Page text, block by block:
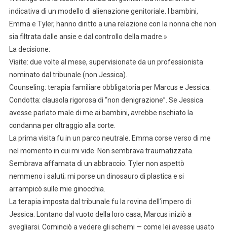
indicativa di un modello di alienazione genitoriale. I bambini,
Emma e Tyler, hanno diritto a una relazione con la nonna che non
sia filtrata dalle ansie e dal controllo della madre.»
La decisione:
Visite: due volte al mese, supervisionate da un professionista
nominato dal tribunale (non Jessica).
Counseling: terapia familiare obbligatoria per Marcus e Jessica.
Condotta: clausola rigorosa di “non denigrazione”. Se Jessica
avesse parlato male di me ai bambini, avrebbe rischiato la
condanna per oltraggio alla corte.
La prima visita fu in un parco neutrale. Emma corse verso di me
nel momento in cui mi vide. Non sembrava traumatizzata.
Sembrava affamata di un abbraccio. Tyler non aspettò
nemmeno i saluti; mi porse un dinosauro di plastica e si
arrampicò sulle mie ginocchia.
La terapia imposta dal tribunale fu la rovina dell’impero di
Jessica. Lontano dal vuoto della loro casa, Marcus iniziò a
svegliarsi. Cominciò a vedere gli schemi — come lei avesse usato